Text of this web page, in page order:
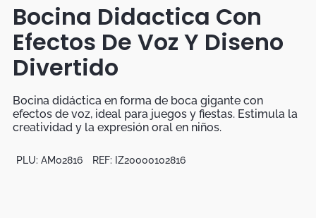
Bocina Didactica Con
Efectos De Voz Y Diseno
Divertido
Bocina didáctica en forma de boca gigante con
efectos de voz, ideal para juegos y fiestas. Estimula la
creatividad y la expresión oral en niños.
PLU: AM02816 REF: IZ20000102816